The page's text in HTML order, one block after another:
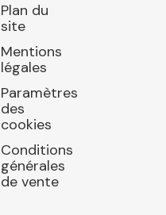
Plan du
site
Mentions
légales
Paramètres
des
cookies
Conditions
générales
de vente